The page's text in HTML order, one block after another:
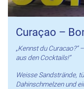
Curaçao –
„Kennst du Curacao?“
aus den Cocktails!“
Weisse Sandstrände,
Dahinschmelzen und